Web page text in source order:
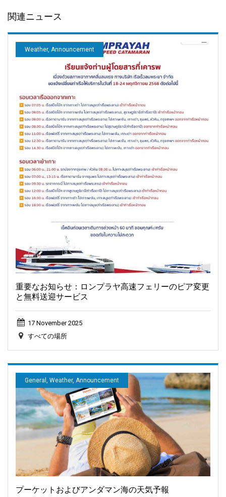
関連ニュース
Weather, Announcement
重要なお知らせ：ロンプラヤ高速フェリーのピア変更
と無料送迎サービス
17 November 2025
すべての場所
General, Weather, Announcement
プーケットおよびアンダマン海の天気予報